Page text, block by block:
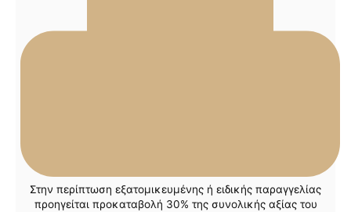
Στην περίπτωση εξατομικευμένης ή ειδικής παραγγελίας
προηγείται προκαταβολή 30% της συνολικής αξίας του